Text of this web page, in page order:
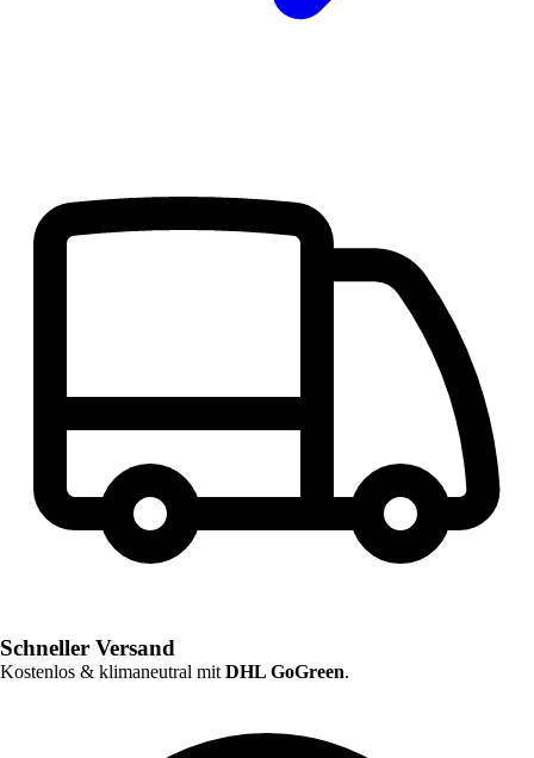
Schneller Versand
Kostenlos & klimaneutral mit DHL GoGreen.